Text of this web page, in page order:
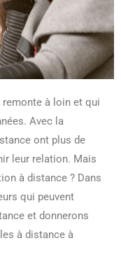
remonte à loin et qui
Avec la
ont plus de
leur relation. Mais
à distance ? Dans
qui peuvent
et donnerons
à distance à